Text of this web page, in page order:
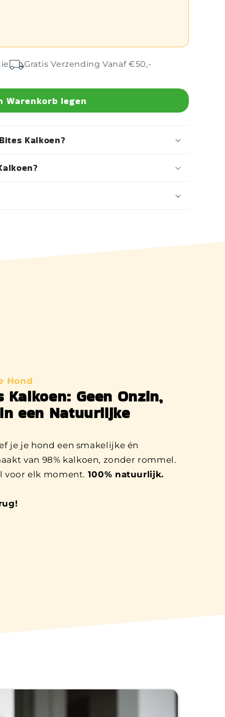
Gratis Verzending Vanaf €50,-
Warenkorb legen
Kalkoen?
Hond
Kalkoen: Geen Onzin,
een Natuurlijke
je je hond een smakelijke én
van 98% kalkoen, zonder rommel.
voor elk moment. 100% natuurlijk.